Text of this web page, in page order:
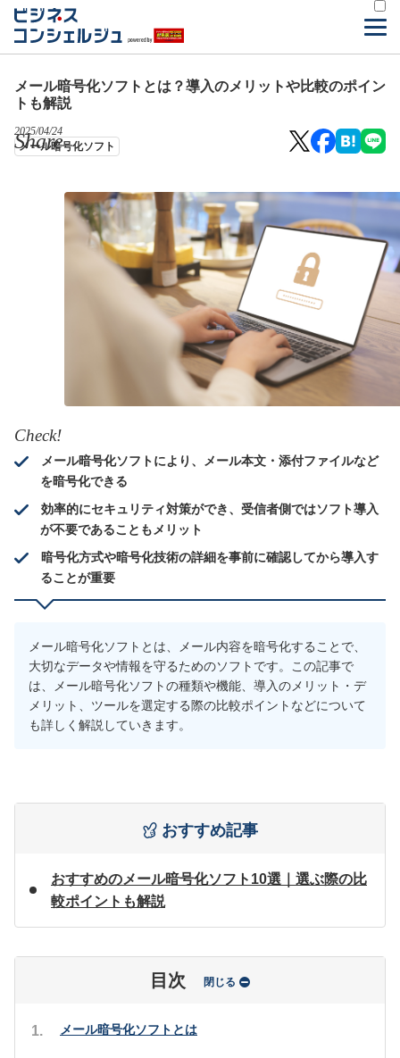
メール暗号化ソフトとは？導入のメリットや比較のポイン
トも解説
2025/04/24
メール暗号化ソフト
Share
Check!
メール暗号化ソフトにより、メール本文・添付ファイルなど
を暗号化できる
効率的にセキュリティ対策ができ、受信者側ではソフト導入
が不要であることもメリット
暗号化方式や暗号化技術の詳細を事前に確認してから導入す
ることが重要
メール暗号化ソフトとは、メール内容を暗号化することで、
大切なデータや情報を守るためのソフトです。この記事で
は、メール暗号化ソフトの種類や機能、導入のメリット・デ
メリット、ツールを選定する際の比較ポイントなどについて
も詳しく解説していきます。
おすすめ記事
おすすめのメール暗号化ソフト10選｜選ぶ際の比
較ポイントも解説
目次 閉じる
メール暗号化ソフトとは